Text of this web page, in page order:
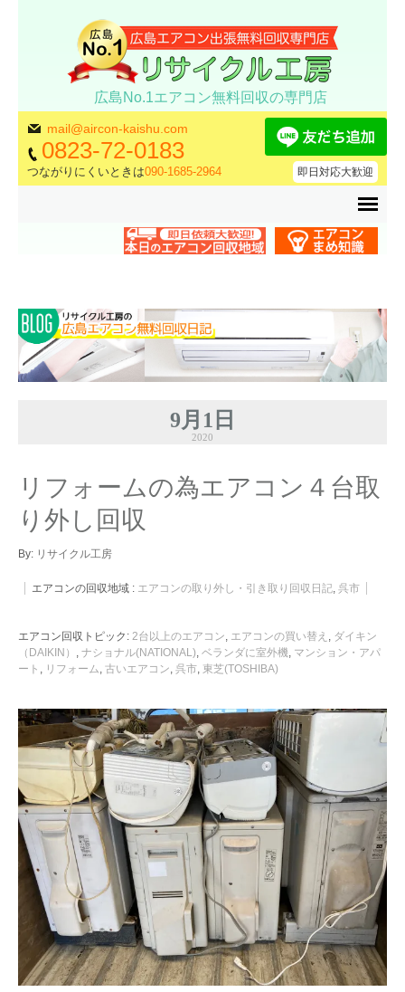
広島No.1エアコン無料回収の専門店
mail@aircon-kaishu.com
0823-72-0183
つながりにくいときは090-1685-2964 即日対応大歓迎
9月1日
2020
リフォームの為エアコン４台取
り外し回収
By: リサイクル工房
エアコンの回収地域 : エアコンの取り外し・引き取り回収日記 呉市
エアコン回収トピック: 2台以上のエアコン エアコンの買い替え
ダイキン
（DAIKIN）
ナショナル(NATIONAL) ベランダに室外機 マンション・アパ
ート
リフォーム 古いエアコン 呉市 東芝(TOSHIBA)